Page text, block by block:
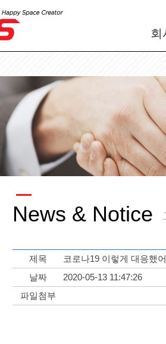
회
News & Notice
제목
코로나19 이렇게 대응했
날짜
2020-05-13 11:47:26
파일첨부